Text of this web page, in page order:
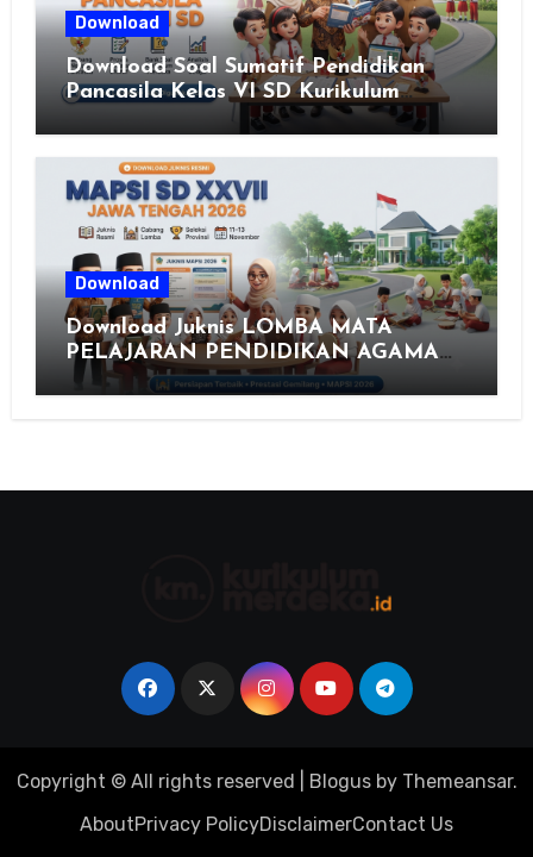
Download
Download Soal Sumatif Pendidikan
Pancasila Kelas VI SD Kurikulum
Merdeka, Solusi Praktis Guru
Download
Download Juknis LOMBA MATA
PELAJARAN PENDIDIKAN AGAMA
ISLAM DAN SENI ISLAMI (MAPSI)
Copyright © All rights reserved Blogusby Themeansar.
AboutPrivacy PolicyDisclaimerContact Us